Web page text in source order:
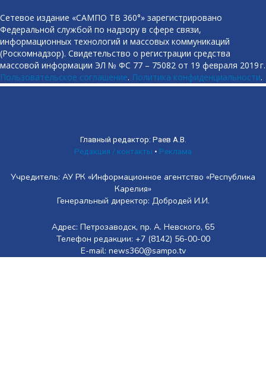
Сетевое издание «САМПО ТВ 360°» зарегистрировано
Федеральной службой по надзору в сфере связи,
информационных технологий и массовых коммуникаций
(Роскомнадзор). Свидетельство о регистрации средства
массовой информации ЭЛ № ФС 77 – 75082 от 19 февраля 2019 г.
Пользовательское соглашение. Политика конфиденциальности.
Главный редактор: Раев А.В.
Редакция / контакты • Реклама
Учредитель: АУ РК «Информационное агентство «Республика
Карелия»
Генеральный директор: Добродей И.И.
Адрес: Петрозаводск, пр. А. Невского, 65
Телефон редакции: +7 (8142) 56-00-00
E-mail: news360@sampo.tv